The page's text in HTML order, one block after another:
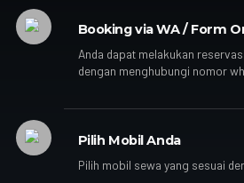
Booking via WA / Form
Anda dapat melakukan
dengan menghubungi nomor
Pilih Mobil Anda
Pilih mobil sewa yang sesuai